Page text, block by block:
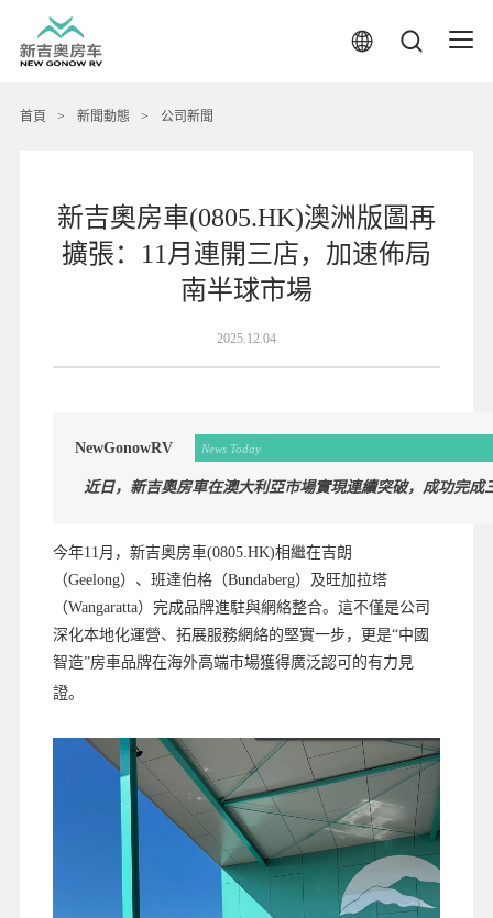
首頁 > 新聞動態 > 公司新聞
新吉奧房車(0805.HK)澳洲版圖再
擴張：11月連開三店，加速佈局
南半球市場
2025.12.04
NewGonowRV News Today
近日，新吉奧房車在澳大利亞市場實現連續突破，成功完
今年11月，新吉奧房車(0805.HK)相繼在吉朗
（Geelong）、班達伯格（Bundaberg）及旺加拉塔
（Wangaratta）完成品牌進駐與網絡整合。這不僅是公司
深化本地化運營、拓展服務網絡的堅實一步，更是“中國
智造”房車品牌在海外高端市場獲得廣泛認可的有力見
證。